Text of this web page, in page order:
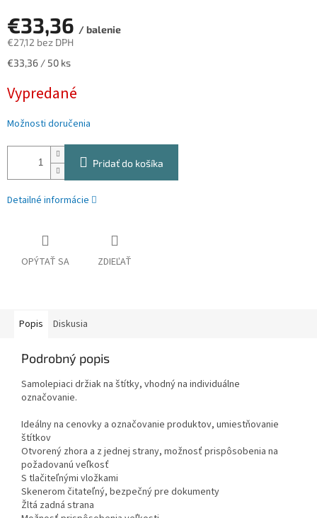
€33,36 / balenie
€27,12 bez DPH
Jednotková
€33,36 / 50 ks
Vypredané
Možnosti doručenia
Pridať do košíka
Detailné informácie
OPÝTAŤ SA ZDIEĽAŤ
Popis Diskusia
Podrobný popis
Samolepiaci držiak na štítky, vhodný na individuálne
označovanie.
Ideálny na cenovky a označovanie produktov, umiestňovanie
štítkov
Otvorený zhora a z jednej strany, možnosť prispôsobenia na
požadovanú veľkosť
S tlačiteľnými vložkami
Skenerom čitateľný, bezpečný pre dokumenty
Žltá zadná strana